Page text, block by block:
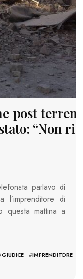
post
“Non
parlavo di
di
questa mattina a
GIUDICE #IMPRENDITORE